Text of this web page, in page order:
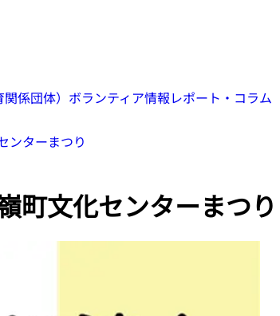
係団体） ボランティア情報レポート・コラム
ンターまつり
文化センターまつり